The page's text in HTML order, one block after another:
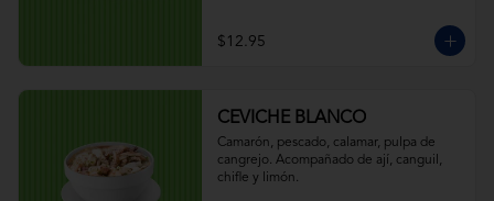
$12.95
CEVICHE BLANCO
Camarón, pescado, calamar, pulpa de
cangrejo. Acompañado de ají, canguil,
chifle y limón.